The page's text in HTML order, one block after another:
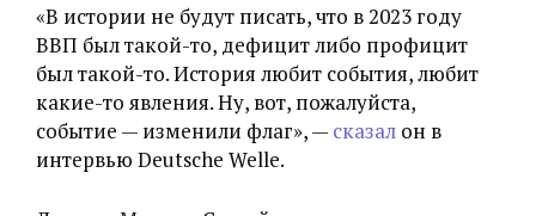
«В истории не будут писать, что в 2023 году
ВВП был такой-то, дефицит либо профицит
был такой-то. История любит события, любит
какие-то явления. Ну, вот, пожалуйста,
событие — изменили флаг», — сказал он в
интервью Deutsche Welle.